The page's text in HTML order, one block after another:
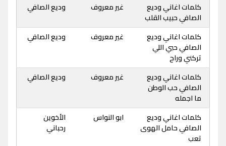
كلمات اغاني وديع
الصافي حبيب القلب
غير معروف وديع الصافي
كلمات اغاني وديع
الصافي حبي اللي
تركني وراح
غير معروف وديع الصافي
كلمات اغاني وديع
الصافي حب الوطن
ما اجمله
غير معروف وديع الصافي
كلمات اغاني وديع
الصافي حامل الهوى
تعب
ابو النواس
الأخوين
رحباني